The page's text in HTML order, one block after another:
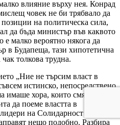
влияние върху нея. Конрад
човек не би трябвало да
на политическа сила,
да бъда министър във каквото
е малко вероятно някога да
в Будапеща, тази хипотетична
толкова трудна.
„Ние не търсим власт в
истинско, непосредствено
хора, които смятаха, че
да поеме властта в
на Солидарност
нещо подобно. Разбира